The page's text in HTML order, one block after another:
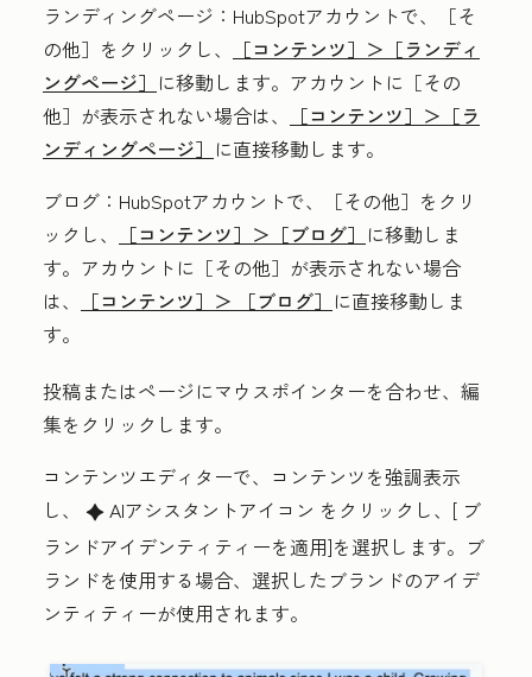
ランディングページ ：HubSpotアカウントで、
［そ
の他］をクリックし、
［コンテンツ］＞ ［ランディ
ングページ］ に移動します。アカウントに ［その
他］が表示されない場合は、
［コンテンツ］＞ ［ラ
ンディングページ］ に直接移動します。
ブログ ：HubSpotアカウントで、
［その他］をクリ
ックし、
［コンテンツ］＞ ［ブログ］ に移動しま
す。アカウントに ［その他］が表示されない場合
は、
［コンテンツ］＞ ［ブログ］ に直接移動しま
す。
投稿またはページにマウスポインターを合わせ、 編
集をクリックします。
コンテンツエディターで、コンテンツを強調表示
し、
artificialIntelligence AIアシスタントアイコン をクリックし、[ ブ
ランドアイデンティティーを適用]を選択します。ブ
ランドを使用する場合、選択したブランドのアイデ
ンティティーが使用されます。